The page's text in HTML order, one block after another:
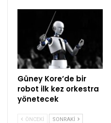
Güney Kore’de bir
robot ilk kez orkestra
yönetecek
ÖNCEKI SONRAKI